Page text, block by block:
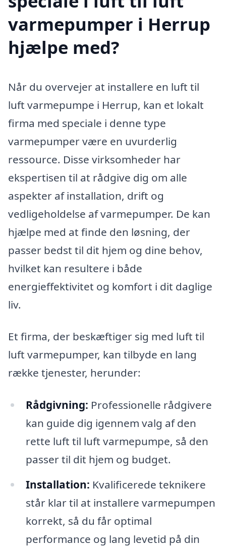
varmepumper i Herrup
hjælpe med?
Når du overvejer at installere en luft til
luft varmepumpe i Herrup, kan et lokalt
firma med speciale i denne type
varmepumper være en uvurderlig
ressource. Disse virksomheder har
ekspertisen til at rådgive dig om alle
aspekter af installation, drift og
vedligeholdelse af varmepumper. De kan
hjælpe med at finde den løsning, der
passer bedst til dit hjem og dine behov,
hvilket kan resultere i både
energieffektivitet og komfort i dit daglige
liv.
Et firma, der beskæftiger sig med luft til
luft varmepumper, kan tilbyde en lang
række tjenester, herunder:
Rådgivning: Professionelle rådgivere
kan guide dig igennem valg af den
rette luft til luft varmepumpe, så den
passer til dit hjem og budget.
Installation: Kvalificerede teknikere
står klar til at installere varmepumpen
korrekt, så du får optimal
performance og lang levetid på din